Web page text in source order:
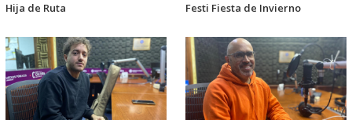
Hija de Ruta Festi Fiesta de Invierno